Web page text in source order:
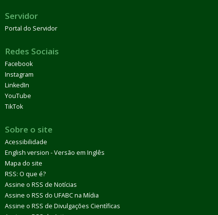
Servidor
Portal do Servidor
Redes Sociais
Facebook
Instagram
LinkedIn
YouTube
TikTok
Sobre o site
Acessibilidade
English version - Versão em Inglês
Mapa do site
RSS: O que é?
Assine o RSS de Notícias
Assine o RSS do UFABC na Mídia
Assine o RSS de Divulgações Científicas